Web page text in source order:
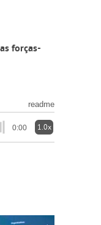
forças-
readme
0:00 1.0x